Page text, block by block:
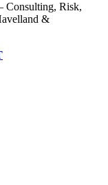
Consulting, Risk,
&